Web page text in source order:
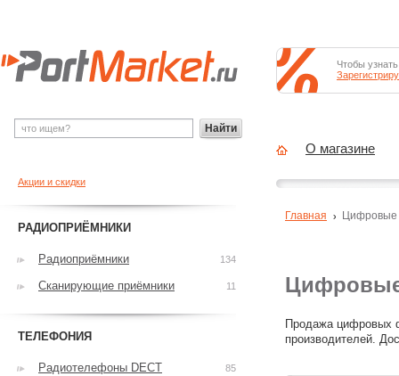
Продажа цифровых
производителей.
Главная Цифровые
Акции и скидки
РАДИОПРИЁМНИКИ
Радиоприёмники 134
Сканирующие приёмники 11
ТЕЛЕФОНИЯ
Радиотелефоны DECT 85
Найти
Чтобы
О магазине